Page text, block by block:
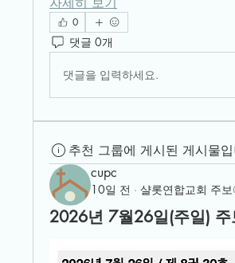
0
댓글 0개
댓글을 입력하세요.
추천 그룹에 게시된 게시물
cupc
10일 전 · 샬롯연합교회 주보
2026년 7월26일(주일) 주